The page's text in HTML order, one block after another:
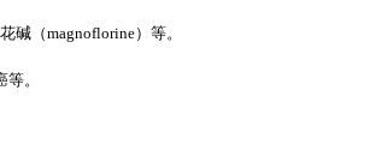
碱（magnoflorine）等。
。